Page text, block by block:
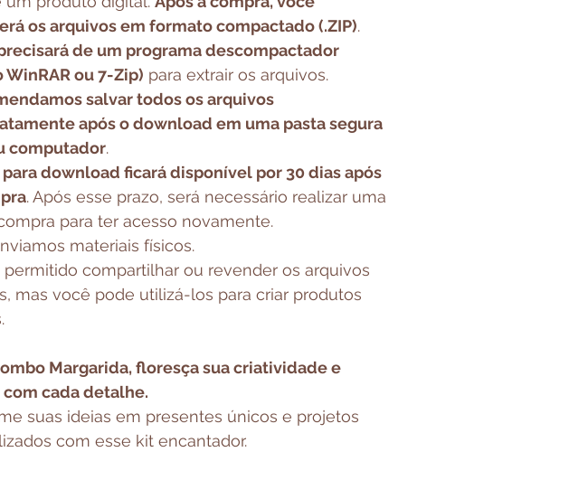
os arquivos em formato compactado (.ZIP).
de um programa descompactador
WinRAR ou 7-Zip) para extrair os arquivos.
salvar todos os arquivos
após o download em uma pasta segura
computador.
download ficará disponível por 30 dias após
. Após esse prazo, será necessário realizar uma
para ter acesso novamente.
materiais físicos.
permitido compartilhar ou revender os arquivos
mas você pode utilizá-los para criar produtos
Margarida, floresça sua criatividade e
cada detalhe.
suas ideias em presentes únicos e projetos
com esse kit encantador.